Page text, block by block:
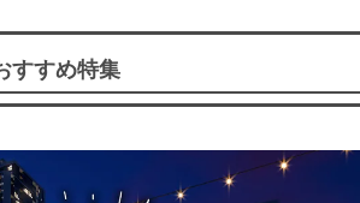
すすめ特集